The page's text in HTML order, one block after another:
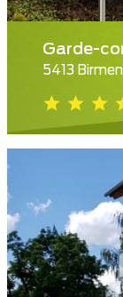
Garde-
5413